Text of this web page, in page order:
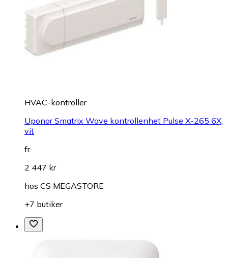
HVAC-kontroller
Uponor Smatrix Wave kontrollenhet Pulse X-265 6X,
vit
fr.
2 447 kr
hos CS MEGASTORE
+7 butiker